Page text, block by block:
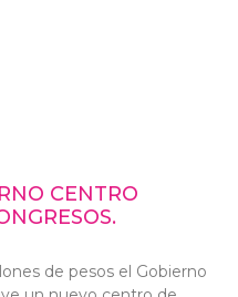
CENTRO
de pesos el Gobierno